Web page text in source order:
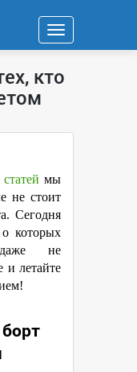
Навигация
кто
мы
не стоит
Сегодня
которых
не
и летайте